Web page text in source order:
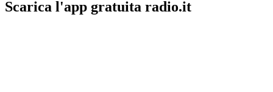
Scarica l'app gratuita radio.it